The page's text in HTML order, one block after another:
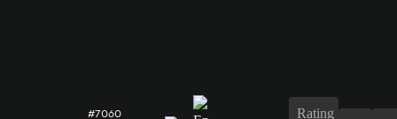
#7060
Rating